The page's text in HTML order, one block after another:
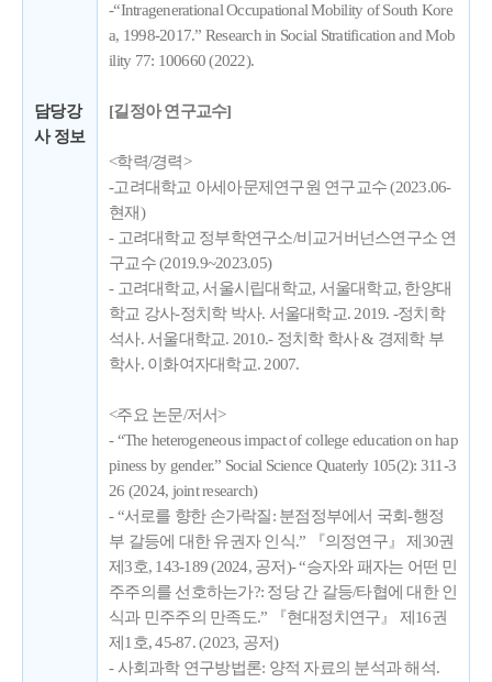
담당강
사 정보
-“Intragenerational Occupational Mobility of South Kore
a, 1998-2017.” Research in Social Stratification and Mob
ility 77: 100660 (2022).
[길정아 연구교수]
<학력/경력>
-고려대학교 아세아문제연구원 연구교수 (2023.06-
현재)
- 고려대학교 정부학연구소/비교거버넌스연구소 연
구교수 (2019.9~2023.05)
- 고려대학교, 서울시립대학교, 서울대학교, 한양대
학교 강사-정치학 박사. 서울대학교. 2019. -정치학
석사. 서울대학교. 2010.- 정치학 학사 & 경제학 부
학사. 이화여자대학교. 2007.
<주요 논문/저서>
- “The heterogeneous impact of college education on hap
piness by gender.” Social Science Quaterly 105(2): 311-3
26 (2024, joint research)
- “서로를 향한 손가락질: 분점정부에서 국회-행정
부 갈등에 대한 유권자 인식.” 『의정연구』 제30권
제3호, 143-189 (2024, 공저)- “승자와 패자는 어떤 민
주주의를 선호하는가?: 정당 간 갈등/타협에 대한 인
식과 민주주의 만족도.” 『현대정치연구』 제16권
제1호, 45-87. (2023, 공저)
- 사회과학 연구방법론: 양적 자료의 분석과 해석.